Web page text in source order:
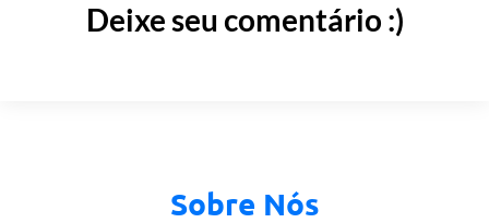
Deixe seu comentário :)
Sobre Nós